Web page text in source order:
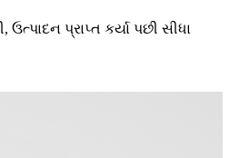
પ્રાપ્ત કર્યા પછી સીધા